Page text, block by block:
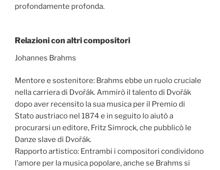
profondamente profonda.
Relazioni con altri compositori
Johannes Brahms
Mentore e sostenitore: Brahms ebbe un ruolo cruciale
nella carriera di Dvořák. Ammirò il talento di Dvořák
dopo aver recensito la sua musica per il Premio di
Stato austriaco nel 1874 e in seguito lo aiutò a
procurarsi un editore, Fritz Simrock, che pubblicò le
Danze slave di Dvořák.
Rapporto artistico: Entrambi i compositori condividono
l’amore per la musica popolare, anche se Brahms si